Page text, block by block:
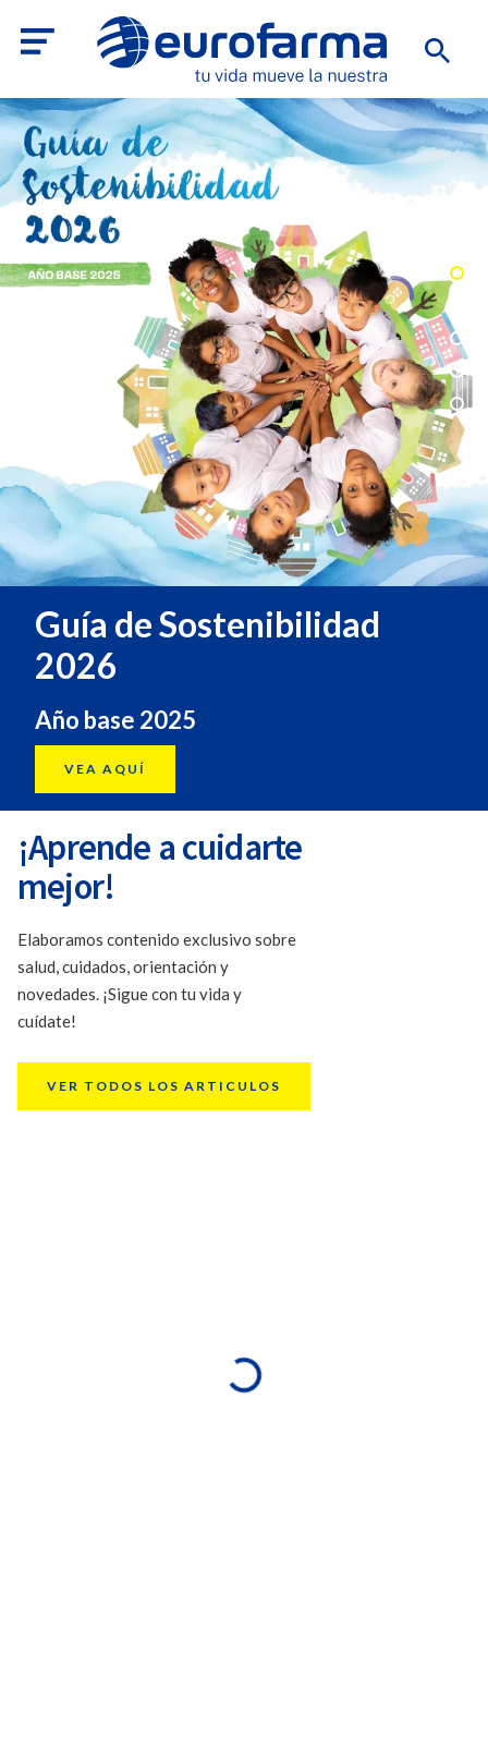
Guía de Sostenibilidad
2026
Año base 2025
VEA AQUÍ
¡Aprende a cuidarte
mejor!
Elaboramos contenido exclusivo sobre
salud, cuidados, orientación y
novedades. ¡Sigue con tu vida y
cuídate!
VER TODOS LOS ARTICULOS